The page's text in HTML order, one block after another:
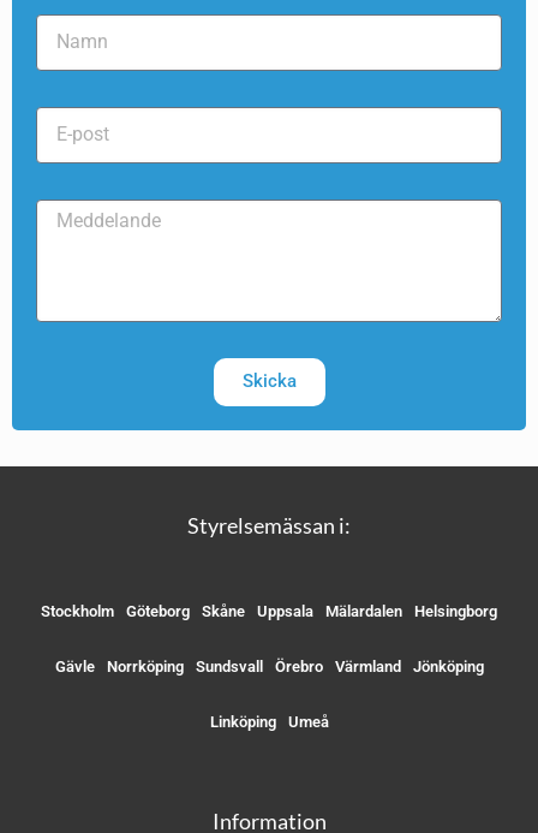
Skicka
Styrelsemässan i:
Stockholm Göteborg Skåne Uppsala Mälardalen Helsingborg
Gävle Norrköping Sundsvall Örebro Värmland Jönköping
Linköping Umeå
Information